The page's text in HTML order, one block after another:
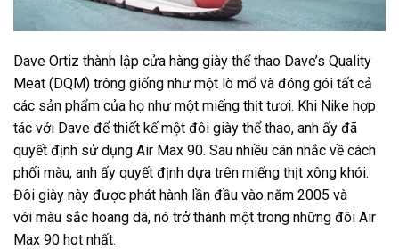
Dave Ortiz thành lập cửa hàng giày thể thao Dave’s Quality
Meat (DQM) trông giống như một lò mổ và đóng gói tất cả
các sản phẩm của họ như một miếng thịt tươi. Khi Nike hợp
tác với Dave để thiết kế một đôi giày thể thao, anh ấy đã
quyết định sử dụng Air Max 90. Sau nhiều cân nhắc về cách
phối màu, anh ấy quyết định dựa trên miếng thịt xông khói.
Đôi giày này được phát hành lần đầu vào năm 2005 và
với màu sắc hoang dã, nó trở thành một trong những đôi Air
Max 90 hot nhất.